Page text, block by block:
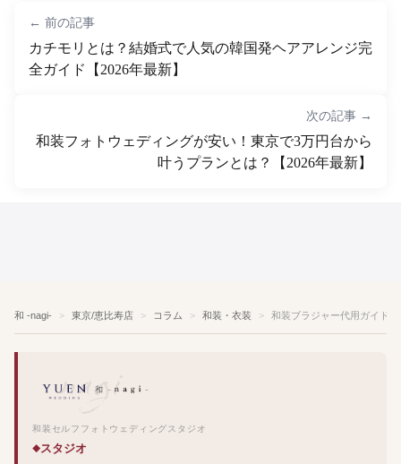
← 前の記事
カチモリとは？結婚式で人気の韓国発ヘアアレンジ完
全ガイド【2026年最新】
次の記事 →
和装フォトウェディングが安い！東京で3万円台から
叶うプランとは？【2026年最新】
和 -nagi- 東京/恵比寿店 コラム 和装・衣装 和装ブラジャー代用ガイド
和装セルフフォトウェディングスタジオ
スタジオ